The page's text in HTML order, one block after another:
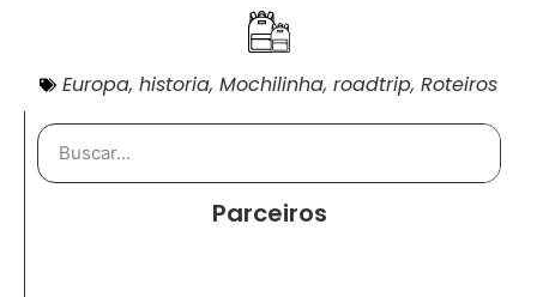
Europa, historia, Mochilinha, roadtrip, Roteiros
Parceiros